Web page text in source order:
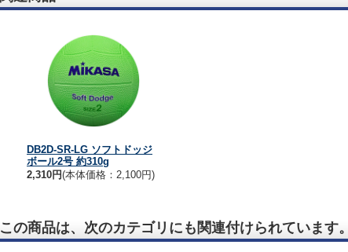
DB2D-SR-LG ソフトドッジ
ボール2号 約310g
2,310円(本体価格：2,100円)
この商品は、次のカテゴリにも関連付けられています